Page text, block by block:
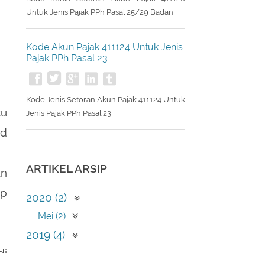
Untuk Jenis Pajak PPh Pasal 25/29 Badan
Kode Akun Pajak 411124 Untuk Jenis
Pajak PPh Pasal 23
Kode Jenis Setoran Akun Pajak 411124 Untuk
Jenis Pajak PPh Pasal 23
ARTIKEL ARSIP
2020 (2)
Mei (2)
2019 (4)